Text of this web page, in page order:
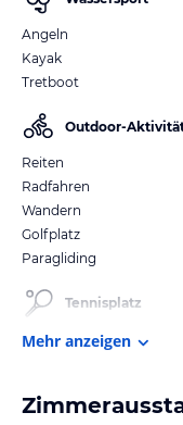
Angeln
Kayak
Tretboot
Outdoor-
Reiten
Radfahren
Wandern
Golfplatz
Paragliding
Tennisplatz
Mehr anzeigen